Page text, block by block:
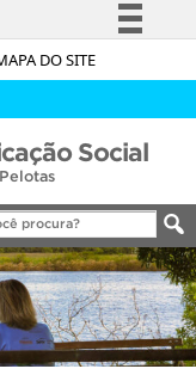
DO SITE
à informação
Legislação
Canais
Social